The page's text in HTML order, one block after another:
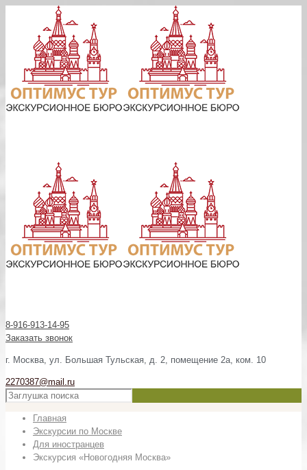
8-916-913-14-95
Заказать звонок
г. Москва, ул. Большая Тульская, д. 2, помещение 2а, ком. 10
2270387@mail.ru
Главная
Экскурсии по Москве
Для иностранцев
Экскурсия «Новогодняя Москва»